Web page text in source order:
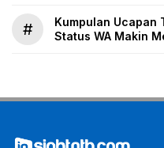
#
Kumpulan Ucapan
Status WA Makin